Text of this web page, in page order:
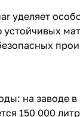
уделяет
устойчивых
на заводе
150 000